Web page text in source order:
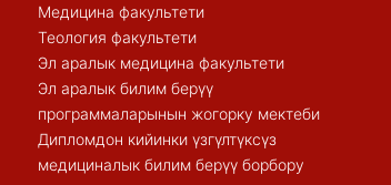
Медицина факультети
Теология факультети
Эл аралык медицина факультети
Эл аралык билим берүү
программаларынын жогорку мектеби
Дипломдон кийинки үзгүлтүксүз
медициналык билим берүү борбору